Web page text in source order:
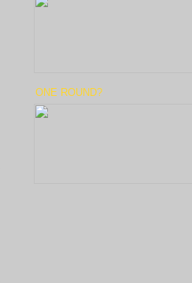
ONE ROUND?